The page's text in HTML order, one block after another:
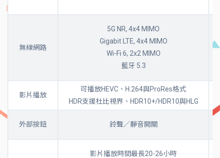
無線網路
5G NR, 4x4 MIMO
Gigabit LTE, 4x4 MIMO
Wi-Fi 6, 2x2 MIMO
藍牙 5.3
影片播放
可播放HEVC、H.264與ProRes格式
HDR支援杜比視界、HDR10+/HDR10與HLG
外部按鈕 鈴聲／靜音開關
影片播放時間最長20-26小時